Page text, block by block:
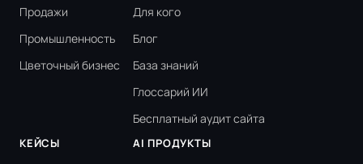
Продажи
Промышленность
Цветочный бизнес
Для кого
Блог
База знаний
Глоссарий ИИ
Бесплатный аудит сайта
КЕЙСЫ AI ПРОДУКТЫ